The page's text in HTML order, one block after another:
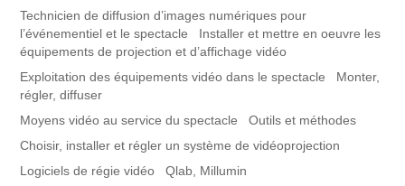
Technicien de diffusion d’images numériques pour
l’événementiel et le spectacle Installer et mettre en oeuvre les
équipements de projection et d’affichage vidéo
Exploitation des équipements vidéo dans le spectacle Monter,
régler, diffuser
Moyens vidéo au service du spectacle Outils et méthodes
Choisir, installer et régler un système de vidéoprojection
Logiciels de régie vidéo Qlab, Millumin